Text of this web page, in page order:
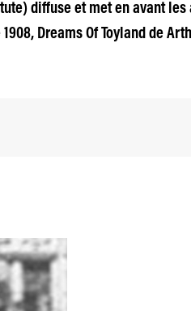
diffuse et met en avant
Dreams Of Toyland de